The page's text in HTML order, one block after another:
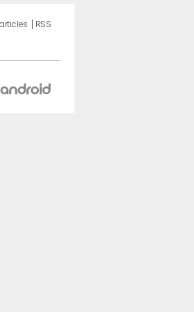
RSS